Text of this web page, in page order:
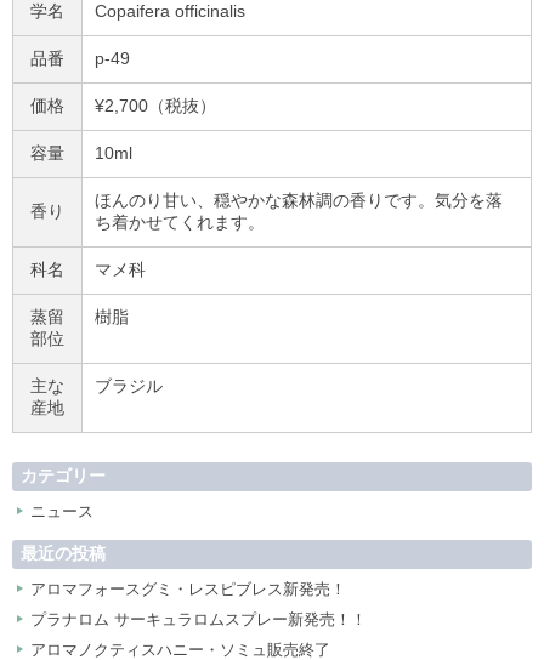
学名 Copaifera officinalis
品番 p-49
価格 ¥2,700（税抜）
容量 10ml
香り
ほんのり甘い、穏やかな森林調の香りです。気分を落
ち着かせてくれます。
科名 マメ科
蒸留
部位
樹脂
主な
産地
ブラジル
カテゴリー
ニュース
最近の投稿
アロマフォースグミ・レスピブレス新発売！
プラナロム サーキュラロムスプレー新発売！！
アロマノクティスハニー・ソミュ販売終了